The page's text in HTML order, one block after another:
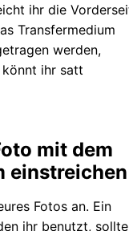
ihr die
Transfermedium
werden,
könnt ihr satt
mit dem
einstreichen
Fotos an. Ein
ihr benutzt, sollte